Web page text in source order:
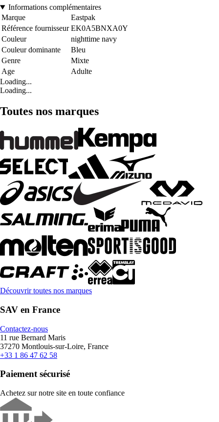
Informations complémentaires
Marque
Eastpak
Référence fournisseur EK0A5BNXA0Y
Couleur
nighttime navy
Couleur dominante
Bleu
Genre
Mixte
Age
Adulte
Loading...
Loading...
Toutes nos marques
Découvrir toutes nos marques
SAV en France
Contactez-nous
11 rue Bernard Maris
37270 Montlouis-sur-Loire, France
+33 1 86 47 62 58
Paiement sécurisé
Achetez sur notre site en toute confiance